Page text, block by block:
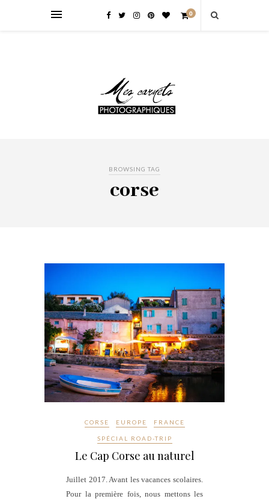
0
BROWSING TAG
corse
CORSE EUROPE FRANCE
SPÉCIAL ROAD-TRIP
Le Cap Corse au naturel
Juillet 2017. Avant les vacances scolaires.
Pour la première fois, nous mettons les